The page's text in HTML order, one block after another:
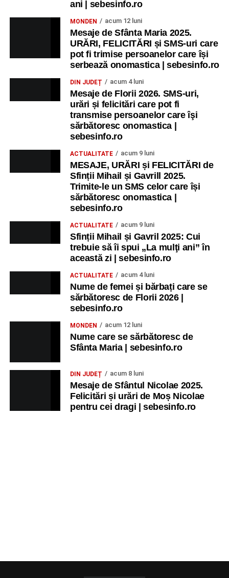
ani | sebesinfo.ro
MONDEN acum 12 luni
Mesaje de Sfânta Maria 2025.
URĂRI, FELICITĂRI și SMS-uri care
pot fi trimise persoanelor care își
serbează onomastica | sebesinfo.ro
DIN JUDEȚ acum 4 luni
Mesaje de Florii 2026. SMS-uri,
urări și felicitări care pot fi
transmise persoanelor care îşi
sărbătoresc onomastica |
sebesinfo.ro
ACTUALITATE acum 9 luni
MESAJE, URĂRI și FELICITĂRI de
Sfinții Mihail și Gavrill 2025.
Trimite-le un SMS celor care își
sărbătoresc onomastica |
sebesinfo.ro
ACTUALITATE acum 9 luni
Sfinții Mihail și Gavril 2025: Cui
trebuie să îi spui „La mulţi ani” în
această zi | sebesinfo.ro
ACTUALITATE acum 4 luni
Nume de femei și bărbați care se
sărbătoresc de Florii 2026 |
sebesinfo.ro
MONDEN acum 12 luni
Nume care se sărbătoresc de
Sfânta Maria | sebesinfo.ro
DIN JUDEȚ acum 8 luni
Mesaje de Sfântul Nicolae 2025.
Felicitări și urări de Moș Nicolae
pentru cei dragi | sebesinfo.ro